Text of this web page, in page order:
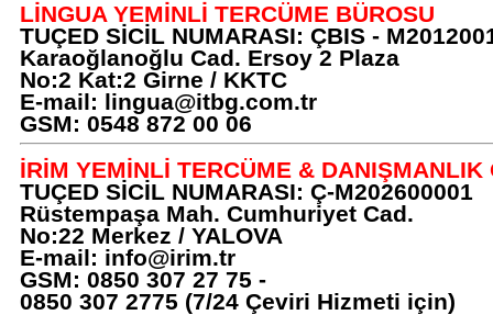
LİNGUA YEMİNLİ TERCÜME BÜROSU
TUÇED SİCİL NUMARASI: ÇBIS -
Karaoğlanoğlu Cad. Ersoy 2 Plaza
No:2 Kat:2 Girne / KKTC
E-mail: lingua@itbg.com.tr
GSM: 0548 872 00 06
İRİM YEMİNLİ TERCÜME & DANIŞMANLIK
TUÇED SİCİL NUMARASI: Ç-M202600001
Rüstempaşa Mah. Cumhuriyet Cad.
No:22 Merkez / YALOVA
E-mail: info@irim.tr
GSM: 0850 307 27 75 -
0850 307 2775 (7/24 Çeviri Hizmeti için)